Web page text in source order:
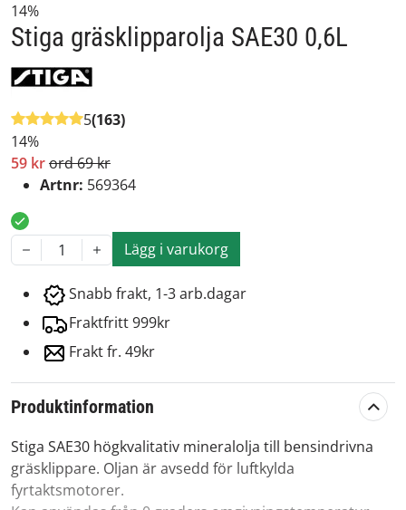
14%
Stiga gräsklipparolja SAE30 0,6L
5(163)
14%
59 krord 69 kr
Artnr: 569364
1 Lägg i varukorg
Snabb frakt, 1-3 arb.dagar
Fraktfritt 999kr
Frakt fr. 49kr
Produktinformation
Stiga SAE30 högkvalitativ mineralolja till bensindrivna
gräsklippare. Oljan är avsedd för luftkylda
fyrtaktsmotorer.